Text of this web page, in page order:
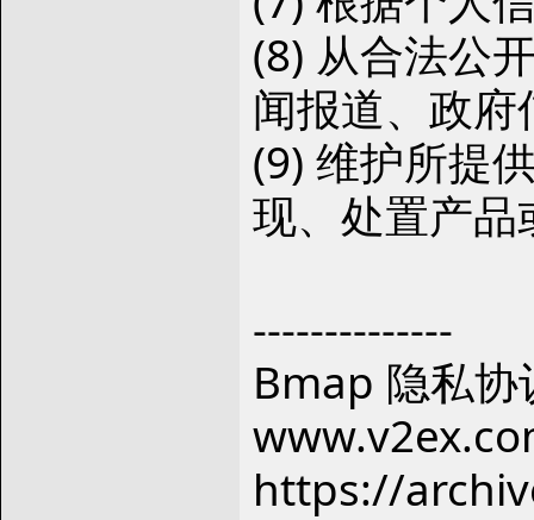
(8) 从合法公
闻报道、政
(9) 维护所提
现、处置产
--------------
Bmap 隐私协
https://